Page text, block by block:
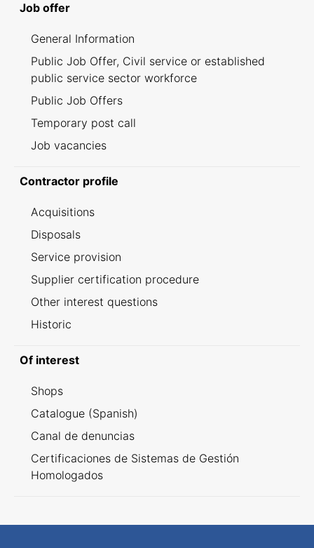
Job offer
General Information
Public Job Offer, Civil service or established
public service sector workforce
Public Job Offers
Temporary post call
Job vacancies
Contractor profile
Acquisitions
Disposals
Service provision
Supplier certification procedure
Other interest questions
Historic
Of interest
Shops
Catalogue (Spanish)
Canal de denuncias
Certificaciones de Sistemas de Gestión
Homologados